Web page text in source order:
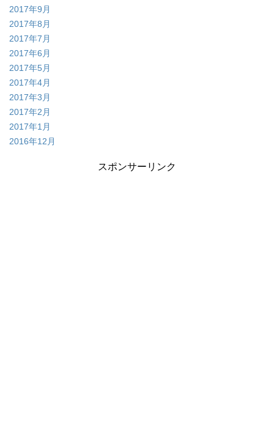
2017年9月
2017年8月
2017年7月
2017年6月
2017年5月
2017年4月
2017年3月
2017年2月
2017年1月
2016年12月
スポンサーリンク